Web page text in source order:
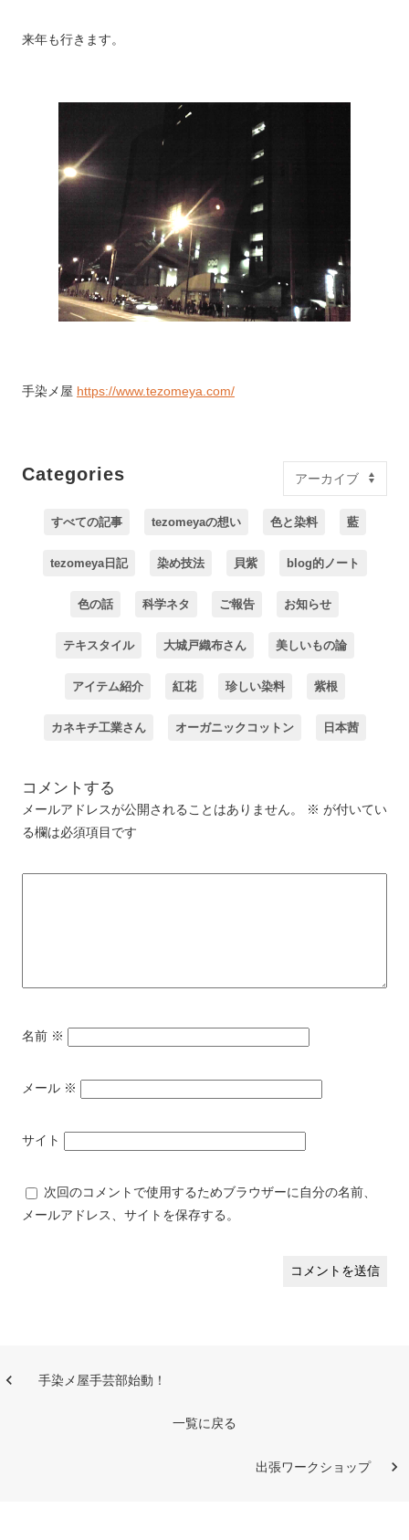
来年も行きます。
手染メ屋 https://www.tezomeya.com/
Categories
すべての記事 tezomeyaの想い 色と染料 藍
tezomeya日記 染め技法 貝紫 blog的ノート
色の話 科学ネタ ご報告 お知らせ
テキスタイル 大城戸織布さん 美しいもの論
アイテム紹介 紅花 珍しい染料 紫根
カネキチ工業さん オーガニックコットン 日本茜
コメントする
メールアドレスが公開されることはありません。 ※ が付いてい
る欄は必須項目です
名前 ※
メール ※
サイト
次回のコメントで使用するためブラウザーに自分の名前、
メールアドレス、サイトを保存する。
手染メ屋手芸部始動！
一覧に戻る
出張ワークショップ